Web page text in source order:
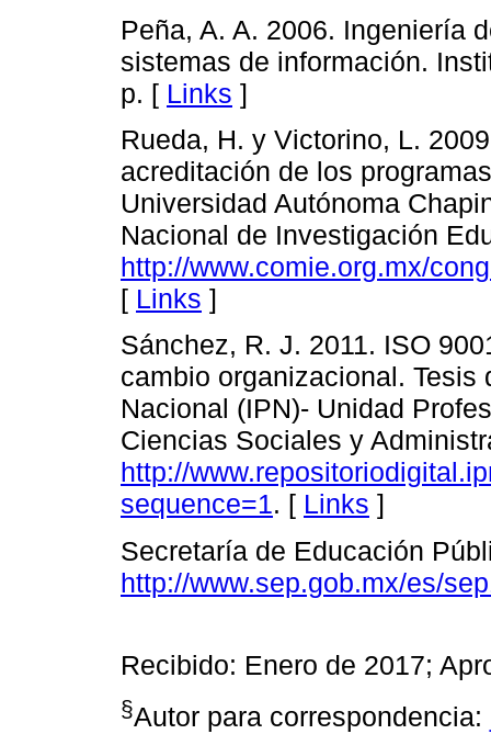
Peña, A. A. 2006. Ingeniería
sistemas de información.
p. [ Links ]
Rueda, H. y Victorino, L.
acreditación de los
Universidad Autónoma
Nacional de Investigación
http://www.comie.org.mx/
[ Links ]
Sánchez, R. J. 2011. ISO
cambio organizacional.
Nacional (IPN)- Unidad
Ciencias Sociales y
http://
sequence=1. [ Links ]
Secretaría de Educación
http://www.sep.gob.mx/es/
Recibido: Enero de 2017;
§Autor para correspondencia: